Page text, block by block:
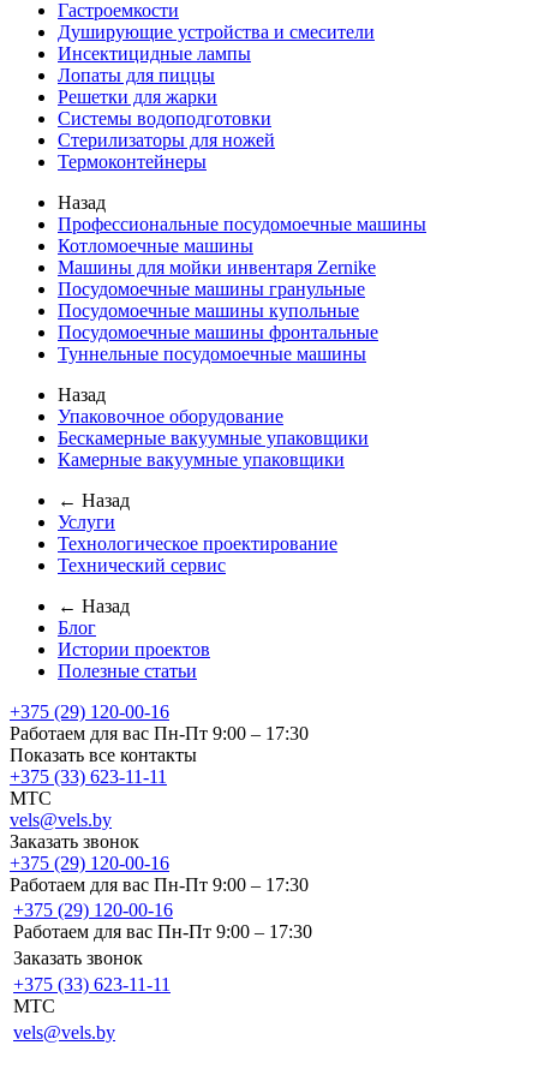
Гастроемкости
Душирующие устройства и смесители
Инсектицидные лампы
Лопаты для пиццы
Решетки для жарки
Системы водоподготовки
Стерилизаторы для ножей
Термоконтейнеры
Назад
Профессиональные посудомоечные машины
Котломоечные машины
Машины для мойки инвентаря Zernike
Посудомоечные машины гранульные
Посудомоечные машины купольные
Посудомоечные машины фронтальные
Туннельные посудомоечные машины
Назад
Упаковочное оборудование
Бескамерные вакуумные упаковщики
Камерные вакуумные упаковщики
← Назад
Услуги
Технологическое проектирование
Технический сервис
← Назад
Блог
Истории проектов
Полезные статьи
+375 (29) 120-00-16
Работаем для вас Пн-Пт 9:00 – 17:30
Показать все контакты
+375 (33) 623-11-11
MTC
vels@vels.by
Заказать звонок
+375 (29) 120-00-16
Работаем для вас Пн-Пт 9:00 – 17:30
+375 (29) 120-00-16
Работаем для вас Пн-Пт 9:00 – 17:30
Заказать звонок
+375 (33) 623-11-11
MTC
vels@vels.by